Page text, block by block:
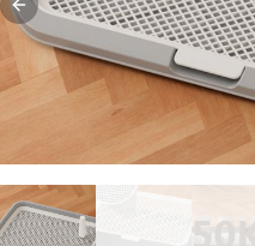
Previous slide